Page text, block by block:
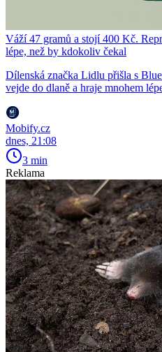
Váží 47 gramů a stojí 400 Kč.
lépe, než by kdokoliv čekal
Dílenská značka Lidlu přišla s
vejde do dlaně a hraje mnohem
Mobify.cz
dnes, 21:08
3 min
Reklama